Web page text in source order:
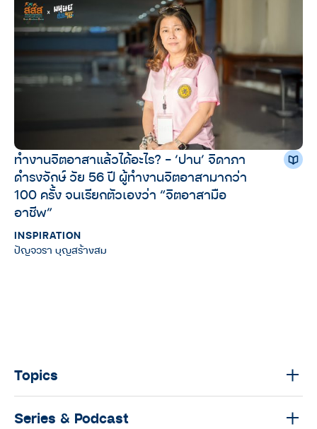
ทำงานจิตอาสาแล้วได้อะไร? – ‘ปาน’ จิดาภา
ดำรงจักษ์ วัย 56 ปี ผู้ทำงานจิตอาสามากว่า
100 ครั้ง จนเรียกตัวเองว่า “จิตอาสามือ
อาชีพ”
INSPIRATION
ปัญจวรา บุญสร้างสม
Topics
Series & Podcast